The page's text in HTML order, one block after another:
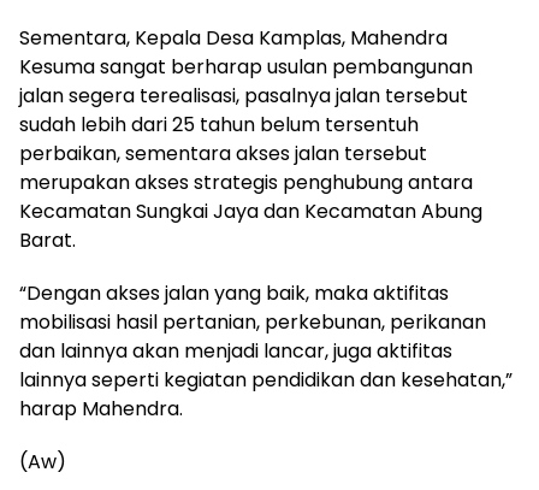
Sementara, Kepala Desa Kamplas, Mahendra
Kesuma sangat berharap usulan pembangunan
jalan segera terealisasi, pasalnya jalan tersebut
sudah lebih dari 25 tahun belum tersentuh
perbaikan, sementara akses jalan tersebut
merupakan akses strategis penghubung antara
Kecamatan Sungkai Jaya dan Kecamatan Abung
Barat.
“Dengan akses jalan yang baik, maka aktifitas
mobilisasi hasil pertanian, perkebunan, perikanan
dan lainnya akan menjadi lancar, juga aktifitas
lainnya seperti kegiatan pendidikan dan kesehatan,”
harap Mahendra.
(Aw)